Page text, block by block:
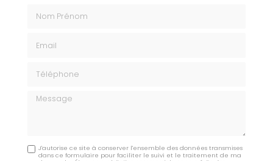
Message
J'autorise ce site à conserver l'ensemble des données transmises
dans ce formulaire pour faciliter le suivi et le traitement de ma